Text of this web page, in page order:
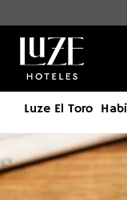
Luze El Toro